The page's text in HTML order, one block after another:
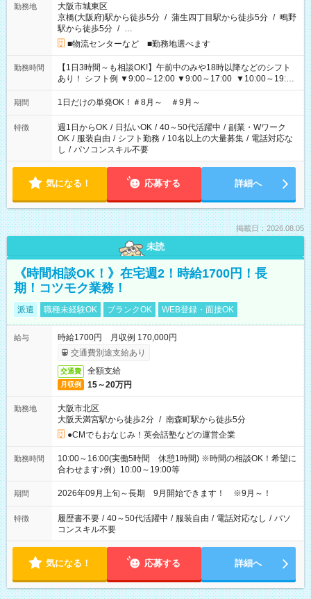
勤務地
大阪市城東区
京橋(大阪府)駅から徒歩5分 / 蒲生四丁目駅から徒歩5分 / 鴫野
駅から徒歩5分 / …
■物流センターなど ■勤務地選べます
勤務時間
【1日3時間～も相談OK!】午前中のみや18時以降などのシフト
あり！ シフト例 ▼9:00～12:00 ▼9:00～17:00 ▼10:00～19:00
▼18:00～21:00
期間 1日だけの単発OK！＃8月～ ＃9月～
特徴 週1日からOK / 日払いOK / 40～50代活躍中 / 副業・Wワーク
OK / 服装自由 / シフト勤務 / 10名以上の大量募集 / 電話対応な
し / パソコンスキル不要
気になる！ 応募する 詳細へ
掲載日：2026.08.05
未読
《時間相談OK！》在宅週2！時給1700円！長
期！コツモク業務！
派遣 職種未経験OK ブランクOK WEB登録・面接OK
給与
時給1700円 月収例 170,000円
交通費別途支給あり
交通費 全額支給
月収例 15～20万円
勤務地
大阪市北区
大阪天満宮駅から徒歩2分 / 南森町駅から徒歩5分
●CMでもおなじみ！英会話塾などの運営企業
勤務時間
10:00～16:00(実働5時間 休憩1時間) ※時間の相談OK！希望に
合わせます♪例）10:00～19:00等
期間 2026年09月上旬～長期 9月開始できます！ ※9月～！
特徴 履歴書不要 / 40～50代活躍中 / 服装自由 / 電話対応なし / パソ
コンスキル不要
気になる！ 応募する 詳細へ